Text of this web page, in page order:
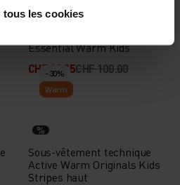
tous les cookies
% % %
Essential Warm Kids
CHF 69.95CHF 100.00
-30%
Warm
%
Sous-vêtement technique
Active Warm Originals Kids
Stripes haut